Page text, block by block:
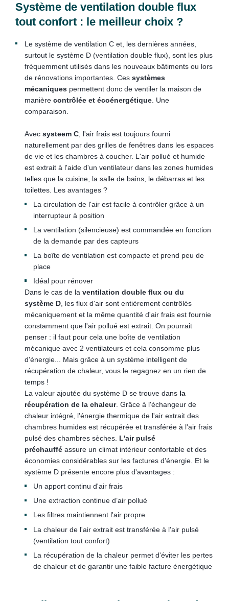
Système de ventilation double flux
tout confort : le meilleur choix ?
Le système de ventilation C et, les dernières années,
surtout le système D (ventilation double flux), sont les plus
fréquemment utilisés dans les nouveaux bâtiments ou lors
de rénovations importantes. Ces systèmes
mécaniquespermettent donc de ventiler la maison de
manière contrôlée et écoénergétique. Une
comparaison.
Avec systeem C, l'air frais est toujours fourni
naturellement par des grilles de fenêtres dans les espaces
de vie et les chambres à coucher. L'air pollué et humide
est extrait à l'aide d'un ventilateur dans les zones humides
telles que la cuisine, la salle de bains, le débarras et les
toilettes. Les avantages ?
La circulation de l'air est facile à contrôler grâce à un
interrupteur à position
La ventilation (silencieuse) est commandée en fonction
de la demande par des capteurs
La boîte de ventilation est compacte et prend peu de
place
Idéal pour rénover
Dans le cas de la ventilation double flux ou du
système D, les flux d'air sont entièrement contrôlés
mécaniquement et la même quantité d'air frais est fournie
constamment que l'air pollué est extrait. On pourrait
penser : il faut pour cela une boîte de ventilation
mécanique avec 2 ventilateurs et cela consomme plus
d'énergie... Mais grâce à un système intelligent de
récupération de chaleur, vous le regagnez en un rien de
temps !
La valeur ajoutée du système D se trouve dans la
récupération de la chaleur. Grâce à l'échangeur de
chaleur intégré, l'énergie thermique de l'air extrait des
chambres humides est récupérée et transférée à l'air frais
pulsé des chambres sèches. L'air pulsé
préchaufféassure un climat intérieur confortable et des
économies considérables sur les factures d'énergie. Et le
système D présente encore plus d'avantages :
Un apport continu d'air frais
Une extraction continue d’air pollué
Les filtres maintiennent l'air propre
La chaleur de l'air extrait est transférée à l'air pulsé
(ventilation tout confort)
La récupération de la chaleur permet d'éviter les pertes
de chaleur et de garantir une faible facture énergétique